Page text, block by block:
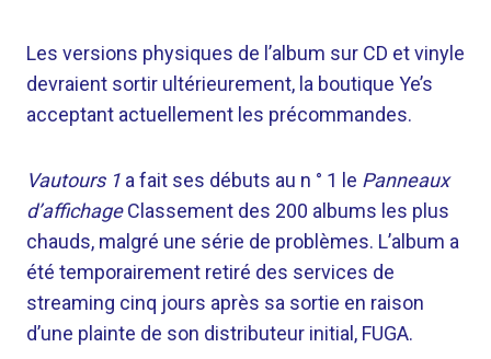
Les versions physiques de l’album sur CD et vinyle
devraient sortir ultérieurement, la boutique Ye’s
acceptant actuellement les précommandes.
Vautours 1 a fait ses débuts au n ° 1 le Panneaux
d’affichageClassement des 200 albums les plus
chauds, malgré une série de problèmes. L’album a
été temporairement retiré des services de
streaming cinq jours après sa sortie en raison
d’une plainte de son distributeur initial, FUGA.